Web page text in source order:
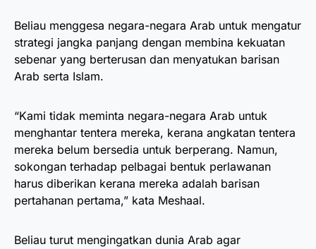
Beliau menggesa negara-negara Arab untuk mengatur
strategi jangka panjang dengan membina kekuatan
sebenar yang berterusan dan menyatukan barisan
Arab serta Islam.
“Kami tidak meminta negara-negara Arab untuk
menghantar tentera mereka, kerana angkatan tentera
mereka belum bersedia untuk berperang. Namun,
sokongan terhadap pelbagai bentuk perlawanan
harus diberikan kerana mereka adalah barisan
pertahanan pertama,” kata Meshaal.
Beliau turut mengingatkan dunia Arab agar